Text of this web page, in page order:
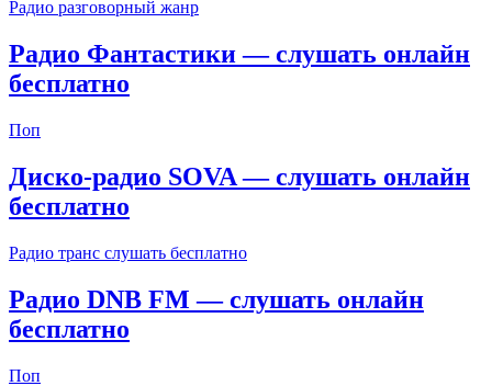
Радио разговорный жанр
Радио Фантастики — слушать онлайн
бесплатно
Поп
Диско-радио SOVA — слушать онлайн
бесплатно
Радио транс слушать бесплатно
Радио DNB FM — слушать онлайн
бесплатно
Поп